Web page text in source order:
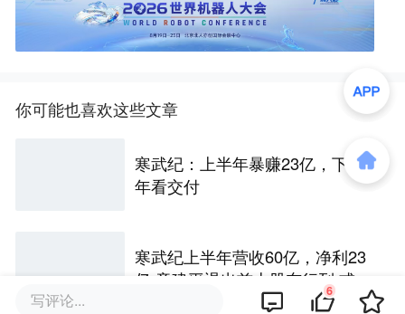
你可能也喜欢这些文章
寒武纪：上半年暴赚23亿，下半
年看交付
寒武纪上半年营收60亿，净利23
亿 章建平退出前十股东行列 或套
写评论... 6